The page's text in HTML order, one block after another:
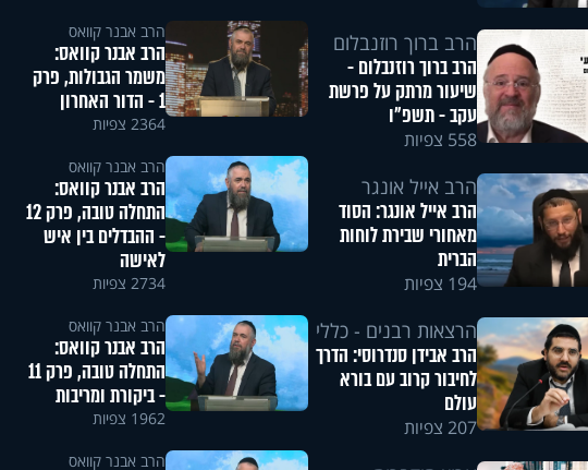
הרב ברוך רוזנבלום
הרב ברוך רוזנבלום -
שיעור מרתק על פרשת
עקב - תשפ"ו
558 צפיות
הרב אייל אונגר
הרב אייל אונגר: הסוד
מאחורי שבירת לוחות
הברית
194 צפיות
הרצאות רבנים - כללי
הרב אבידן סנדרוסי: הדרך
לחיבור קרוב עם בורא
עולם
207 צפיות
הרב אבנר קוואס
הרב אבנר קוואס:
משמר הגבולות, פרק
1 - הדור האחרון
2364 צפיות
הרב אבנר קוואס
הרב אבנר קוואס:
התחלה טובה, פרק 12
- ההבדלים בין איש
לאישה
2734 צפיות
הרב אבנר קוואס
הרב אבנר קוואס:
התחלה טובה, פרק 11
- ביקורת ומריבות
1962 צפיות
הרב אבנר קוואס